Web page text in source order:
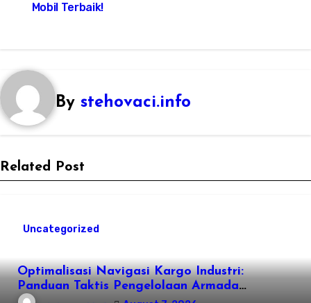
Mobil Terbaik!
By stehovaci.info
Related Post
Uncategorized
Optimalisasi Navigasi Kargo Industri:
Panduan Taktis Pengelolaan Armada